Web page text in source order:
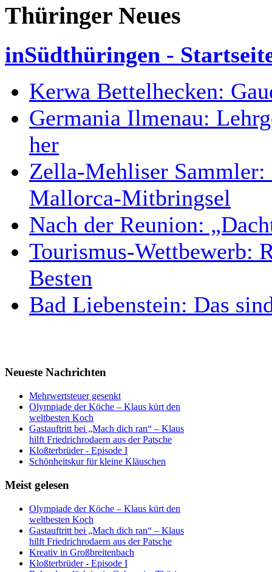
Thüringer Neues
inSüdthüringen -
Kerwa Bettelhecken:
Germania Ilmenau:
her
Zella-Mehliser
Mallorca-Mitbringsel
Nach der Reunion:
Tourismus-Wettbewerb:
Besten
Bad Liebenstein: Das
Neueste Nachrichten
Mehrwertsteuer gesenkt
Olympiade der Köche – Klaus kürt den
weltbesten Koch
Gastauftritt bei „Mach dich ran“ – Klaus
hilft Friedrichrodaern aus der Patsche
Kloßterbrüder - Episode I
Schönheitskur für kleine Kläuschen
Meist gelesen
Olympiade der Köche – Klaus kürt den
weltbesten Koch
Gastauftritt bei „Mach dich ran“ – Klaus
hilft Friedrichrodaern aus der Patsche
Kreativ in Großbreitenbach
Kloßterbrüder - Episode I